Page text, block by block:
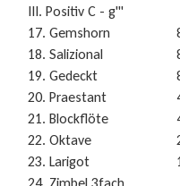
III. Positiv C - g'''
17. Gemshorn
18. Salizional
19. Gedeckt
20. Praestant
21. Blockflöte
22. Oktave
23. Larigot